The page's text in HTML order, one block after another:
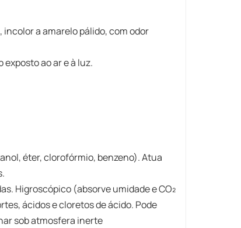
a amarelo pálido, com odor
ao ar e à luz.
éter, clorofórmio, benzeno). Atua
Higroscópico (absorve umidade e CO₂
ácidos e cloretos de ácido. Pode
sob atmosfera inerte